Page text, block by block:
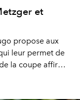
et
propose aux
leur permet de
la coupe affirmé,
Hugo séduisent
et à la